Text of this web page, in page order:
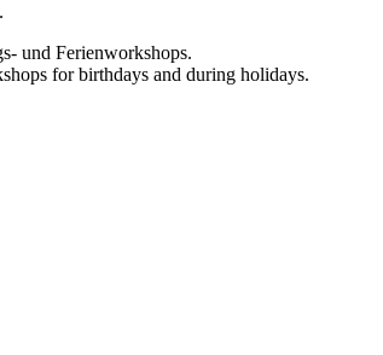
und Ferienworkshops.
for birthdays and during holidays.